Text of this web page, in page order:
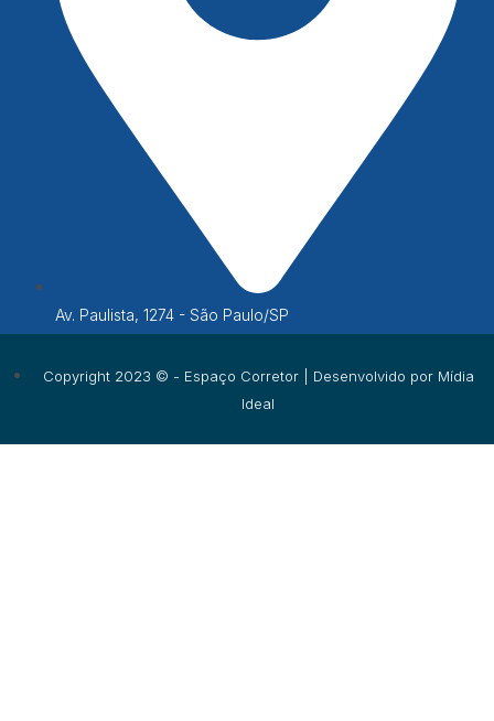
Av. Paulista, 1274 - São Paulo/SP
Copyright 2023 © - Espaço Corretor | Desenvolvido por Mídia
Ideal